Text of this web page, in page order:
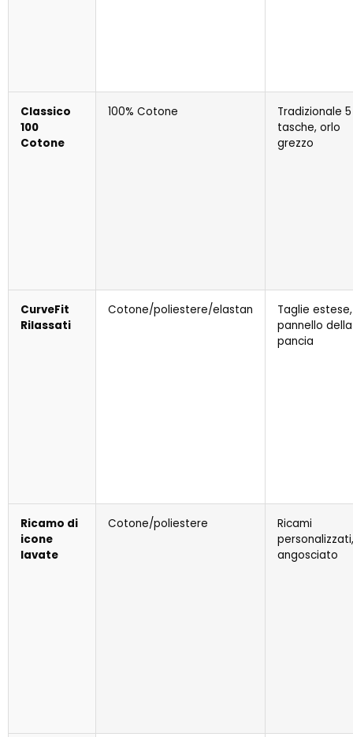
Classico
100
Cotone
100% Cotone
Tradizionale 5
tasche, orlo
grezzo
CurveFit
Rilassati
Cotone/poliestere/elastan
Taglie estese,
pannello della
pancia
Ricamo di
icone
lavate
Cotone/poliestere
Ricami
personalizzati,
angosciato